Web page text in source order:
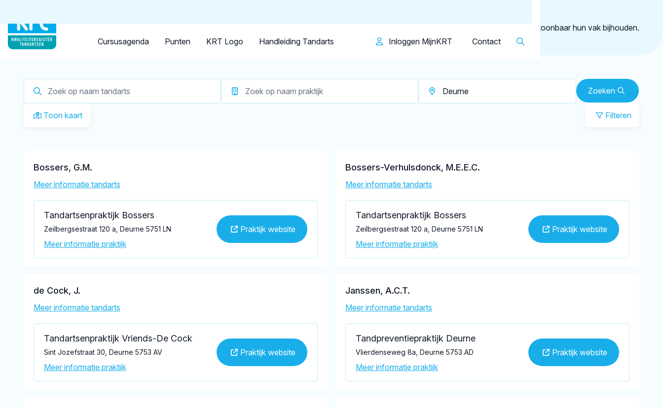
Cursusagenda Punten KRT Logo Handleiding Tandarts Inloggen MijnKRT Contact
Je zoekt een geregistreerd die aantoonbaar hun vak bijhouden.
Zoeken
Toon kaart Filteren
Bossers, G.M.
Meer informatie tandarts
Tandartsenpraktijk Bossers
Zeilbergsestraat 120 a, Deurne 5751 LN
Meer informatie praktijk
Praktijk website
Bossers-Verhulsdonck, M.E.E.C.
Meer informatie tandarts
Tandartsenpraktijk Bossers
Zeilbergsestraat 120 a, Deurne 5751 LN
Meer informatie praktijk
Praktijk website
de Cock, J.
Meer informatie tandarts
Tandartsenpraktijk Vriends-De Cock
Sint Jozefstraat 30, Deurne 5753 AV
Meer informatie praktijk
Praktijk website
Janssen, A.C.T.
Meer informatie tandarts
Tandpreventiepraktijk Deurne
Vlierdenseweg 8a, Deurne 5753 AD
Meer informatie praktijk
Praktijk website